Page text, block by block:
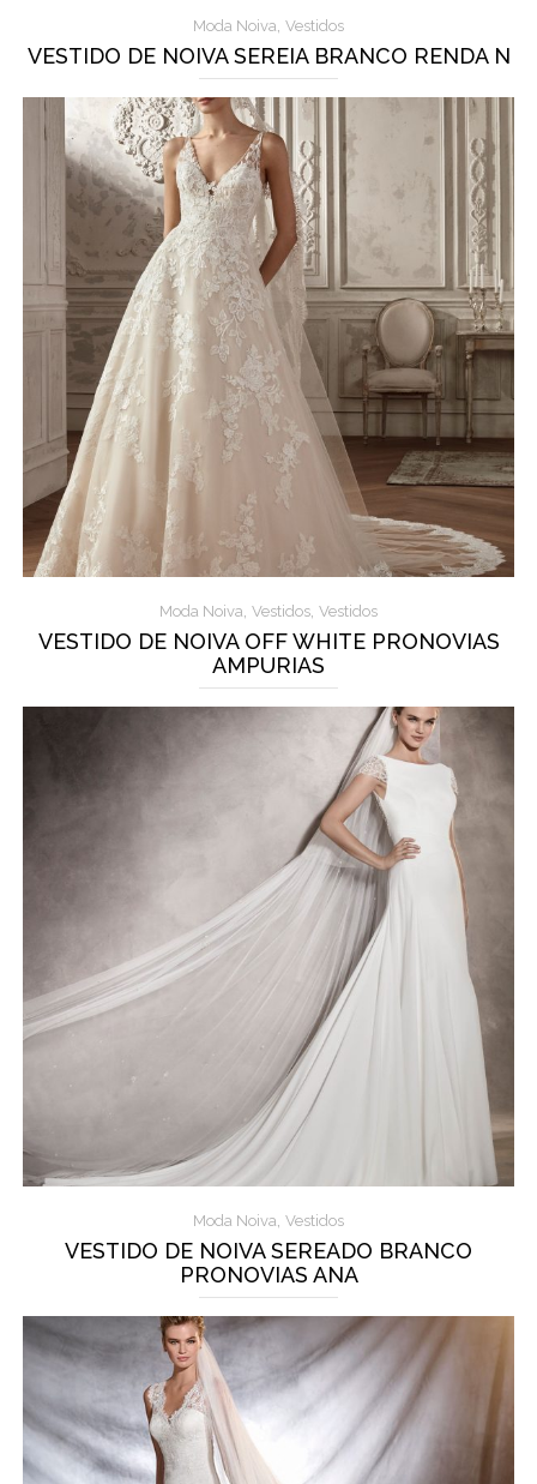
Moda Noiva, Vestidos
VESTIDO DE NOIVA SEREIA BRANCO RENDA N
Moda Noiva, Vestidos, Vestidos
VESTIDO DE NOIVA OFF WHITE PRONOVIAS
AMPURIAS
Moda Noiva, Vestidos
VESTIDO DE NOIVA SEREADO BRANCO
PRONOVIAS ANA